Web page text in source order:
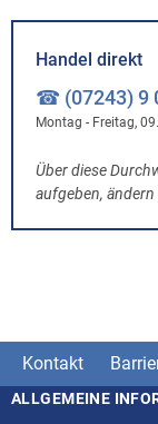
Handel direkt
☎ (07243) 9
Montag - Freitag,
Über diese
aufgeben,
Kontakt
ALLGEMEINE